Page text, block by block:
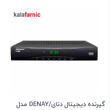
گیرنده دیجیتال دنای/DENAY مدل